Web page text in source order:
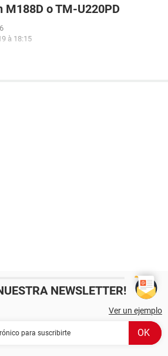
M188D o TM-U220PD
à 18:15
NEWSLETTER!
Ver un ejemplo